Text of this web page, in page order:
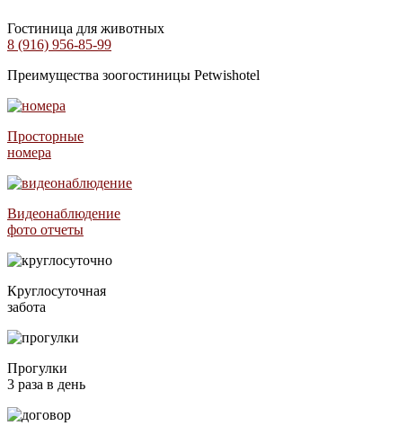
Гостиница для животных
8 (916) 956-85-99
Преимущества зоогостиницы Petwishotel
Просторные
номера
Видеонаблюдение
фото отчеты
Круглосуточная
забота
Прогулки
3 раза в день